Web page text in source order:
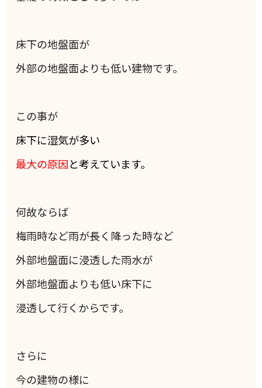
床下の地盤面が
外部の地盤面よりも低い建物です。
この事が
床下に湿気が多い
最大の原因と考えています。
何故ならば
梅雨時など雨が長く降った時など
外部地盤面に浸透した雨水が
外部地盤面よりも低い床下に
浸透して行くからです。
さらに
今の建物の様に